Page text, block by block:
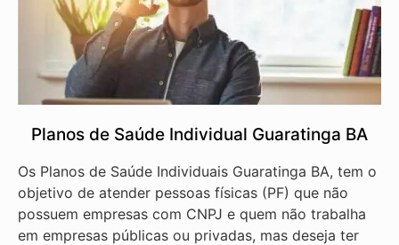
Planos de Saúde Individual Guaratinga BA
Os Planos de Saúde Individuais Guaratinga BA, tem o
objetivo de atender pessoas físicas (PF) que não
possuem empresas com CNPJ e quem não trabalha
em empresas públicas ou privadas, mas deseja ter